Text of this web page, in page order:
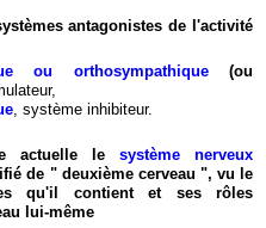
antagonistes de l'activité
ou orthosympathique(ou
, système inhibiteur.
actuelle le système nerveux
de " deuxième cerveau ", vu le
qu'il contient et ses rôles
lui-même